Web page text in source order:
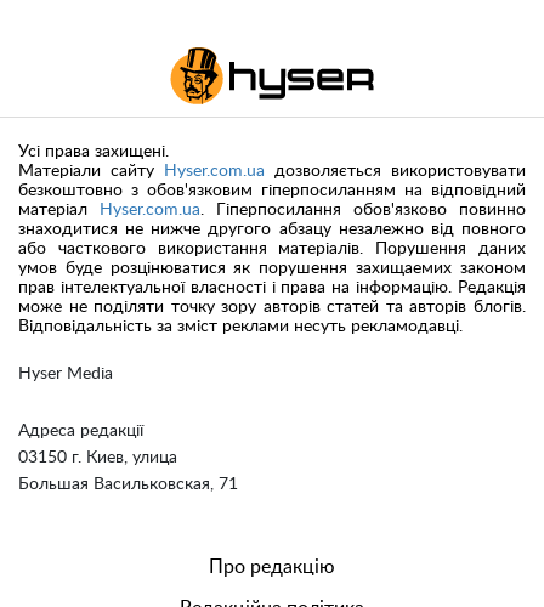
Hyser Media
Адреса редакції
03150 г. Киев, улица
Большая Васильковская, 71
Усі права захищені.
Матеріали сайту
Hyser.com.ua дозволяється використовувати
безкоштовно з обов'язковим гіперпосиланням на відповідний
матеріал
Hyser.com.ua . Гіперпосилання обов'язково повинно
знаходитися не нижче другого абзацу незалежно від повного
або часткового використання матеріалів. Порушення даних
умов буде розцінюватися як порушення захищаемих законом
прав інтелектуальної власності і права на інформацію. Редакція
може не поділяти точку зору авторів статей та авторів блогів.
Відповідальність за зміст реклами несуть рекламодавці.
Про редакцію